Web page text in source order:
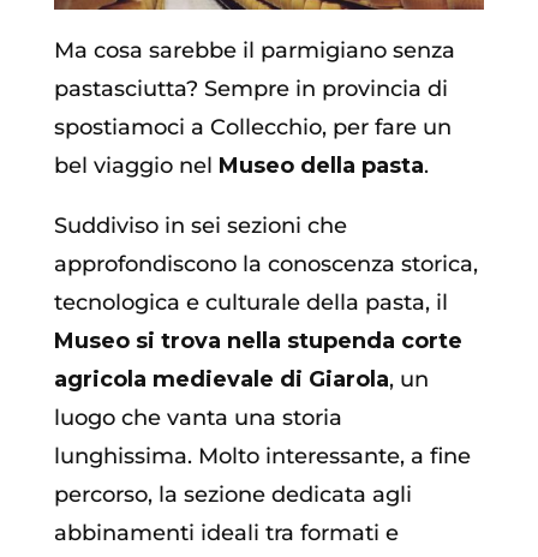
Ma cosa sarebbe il parmigiano senza
pastasciutta? Sempre in provincia di
spostiamoci a Collecchio, per fare un
bel viaggio nel Museo della pasta.
Suddiviso in sei sezioni che
approfondiscono la conoscenza storica,
tecnologica e culturale della pasta, il
Museo si trova nella stupenda corte
agricola medievale di Giarola, un
luogo che vanta una storia
lunghissima. Molto interessante, a fine
percorso, la sezione dedicata agli
abbinamenti ideali tra formati e